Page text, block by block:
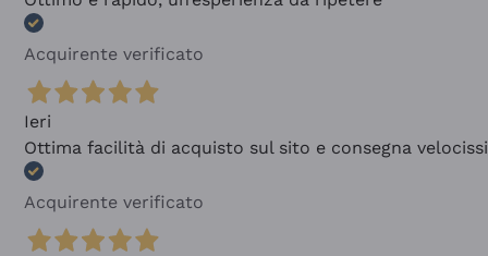
Acquirente verificato
Ieri
Ottima facilità di acquisto sul sito e consegna
Acquirente verificato